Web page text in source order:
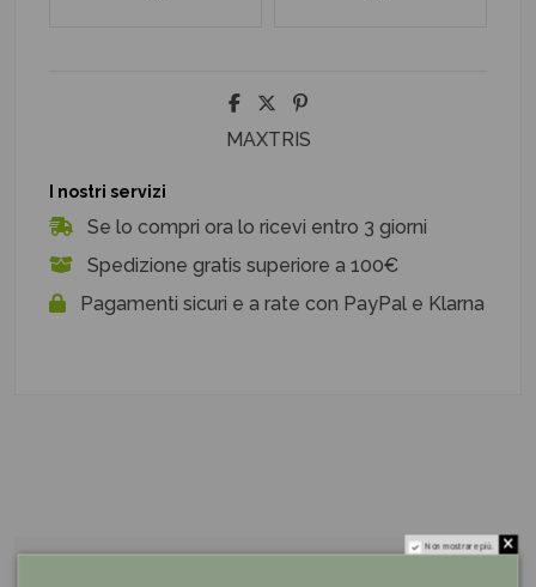
MAXTRIS
I nostri servizi
Se lo compri ora lo ricevi entro 3 giorni
Spedizione gratis superiore a 100€
Pagamenti sicuri e a rate con PayPal e Klarna
Non mostrare più.